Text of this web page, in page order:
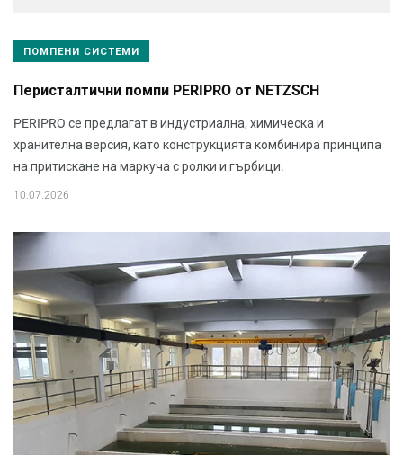
ПОМПЕНИ СИСТЕМИ
Перисталтични помпи PERIPRO от NETZSCH
PERIPRO се предлагат в индустриална, химическа и
хранителна версия, като конструкцията комбинира принципа
на притискане на маркуча с ролки и гърбици.
10.07.2026